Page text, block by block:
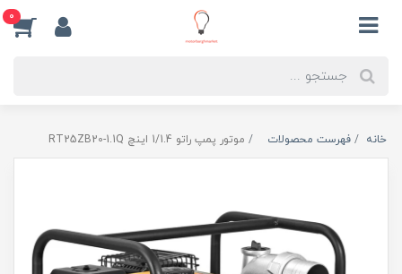
0
خانه فهرست محصولات موتور پمپ راتو 1/1.4 اینچ RT25ZB20-1.1Q